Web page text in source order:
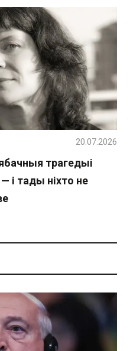
трагедыі
і тады ніхто не
20.07.2026